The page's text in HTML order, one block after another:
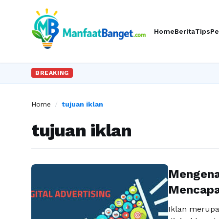
HomeBeritaTips
BREAKING
Home / tujuan iklan
tujuan iklan
Iklan